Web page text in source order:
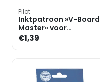
Pilot
Inktpatroon »V-Board
Master« voor
whiteboard markers
€1,39